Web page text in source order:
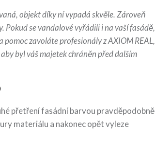
objekt díky ní vypadá skvěle. Zároveň
Pokud se vandalové vyřádili i na vaší fasádě,
zavoláte profesionály z AXIOM REAL,
byl váš majetek chráněn před dalším
přetření fasádní barvou pravděpodobně
materiálu a nakonec opět vyleze